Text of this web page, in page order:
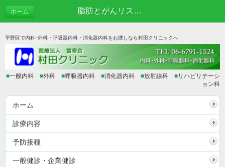
脂肪とがんリスク | あれこれブログ
ホーム
平野区で内科･外科・呼吸器内科・消化器内科をお捜しなら村田クリニックへ
■一般内科 ■外科 ■呼吸器内科 ■消化器内科 ■放射線科 ■リハビリテーシ
ョン科
ホーム
診療内容
予防接種
一般健診・企業健診